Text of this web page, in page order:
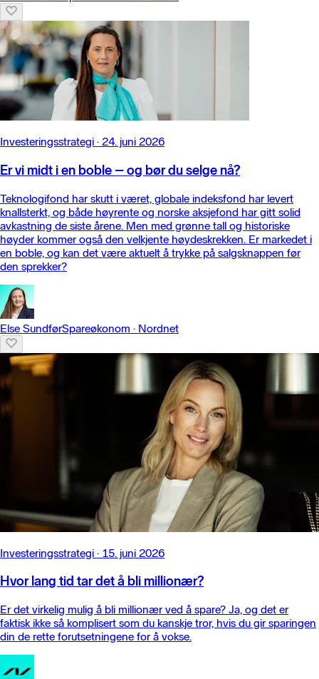
Investeringsstrategi · 24. juni 2026
Er vi midt i en boble – og bør du selge nå?
Teknologifond har skutt i været, globale indeksfond har levert
knallsterkt, og både høyrente og norske aksjefond har gitt solid
avkastning de siste årene. Men med grønne tall og historiske
høyder kommer også den velkjente høydeskrekken. Er markedet i
en boble, og kan det være aktuelt å trykke på salgsknappen før
den sprekker?
Else SundførSpareøkonom · Nordnet
Investeringsstrategi · 15. juni 2026
Hvor lang tid tar det å bli millionær?
Er det virkelig mulig å bli millionær ved å spare? Ja, og det er
faktisk ikke så komplisert som du kanskje tror, hvis du gir sparingen
din de rette forutsetningene for å vokse.